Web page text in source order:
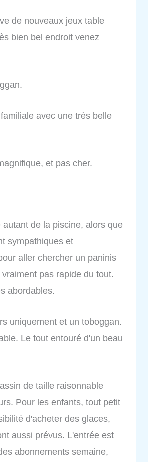
de nouveaux jeux table
bien bel endroit venez
avec une très belle
et pas cher.
de la piscine, alors que
sympathiques et
aller chercher un paninis
pas rapide du tout.
abordables.
uniquement et un toboggan.
Le tout entouré d'un beau
de taille raisonnable
Pour les enfants, tout petit
d'acheter des glaces,
aussi prévus. L'entrée est
abonnements semaine,